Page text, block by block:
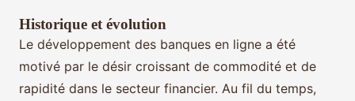
Historique et évolution
Le développement des banques en ligne a été
motivé par le désir croissant de commodité et de
rapidité dans le secteur financier. Au fil du temps,